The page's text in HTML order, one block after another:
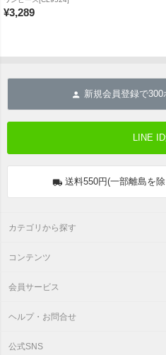
¥3,289
新規会員登録で300
LINE
送料550円(一部離島を
カテゴリから探す
コンテンツ
会員サービス
ヘルプ・お問合せ
公式SNS